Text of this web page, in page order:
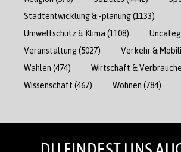
Stadtentwicklung & -planung(1133)
Umweltschutz & Klima (1108)
Veranstaltung(5027) Verkehr &
Wahlen (474) Wirtschaft &
Wissenschaft (467) Wohnen (784)